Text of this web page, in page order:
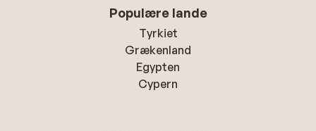
Populære lande
Tyrkiet
Grækenland
Egypten
Cypern